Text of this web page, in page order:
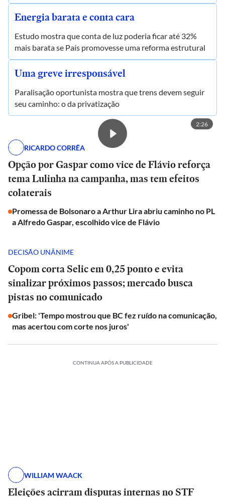
Energia barata e conta cara
Estudo mostra que conta de luz poderia ficar até 32%
mais barata se País promovesse uma reforma estrutural
Uma greve irresponsável
Paralisação oportunista mostra que trens devem seguir
seu caminho: o da privatização
2:26
RICARDO CORRÊA
Opção por Gaspar como vice de Flávio reforça
tema Lulinha na campanha, mas tem efeitos
colaterais
Promessa de Bolsonaro a Arthur Lira abriu caminho no PL
a Alfredo Gaspar, escolhido vice de Flávio
DECISÃO UNÂNIME
Copom corta Selic em 0,25 ponto e evita
sinalizar próximos passos; mercado busca
pistas no comunicado
Gribel: 'Tempo mostrou que BC fez ruído na comunicação,
mas acertou com corte nos juros'
CONTINUA APÓS A PUBLICIDADE
WILLIAM WAACK
Eleições acirram disputas internas no STF